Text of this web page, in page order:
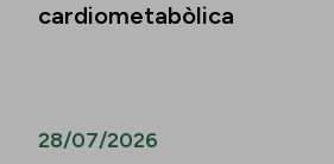
cardiometabòlica
28/07/2026